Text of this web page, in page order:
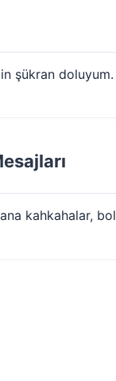
şükran
kahkahalar,